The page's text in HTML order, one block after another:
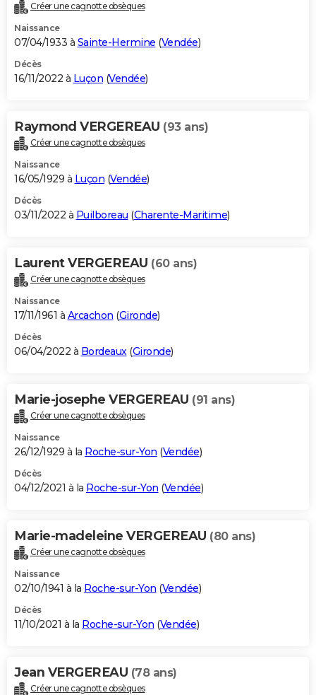
Créer une cagnotte obsèques
Naissance
07/04/1933 à Sainte-Hermine (Vendée)
Décès
16/11/2022 à Luçon (Vendée)
Raymond VERGEREAU (93 ans)
Créer une cagnotte obsèques
Naissance
16/05/1929 à Luçon (Vendée)
Décès
03/11/2022 à Puilboreau (Charente-Maritime)
Laurent VERGEREAU (60 ans)
Créer une cagnotte obsèques
Naissance
17/11/1961 à Arcachon (Gironde)
Décès
06/04/2022 à Bordeaux(Gironde)
Marie-josephe VERGEREAU (91 ans)
Créer une cagnotte obsèques
Naissance
26/12/1929 à la Roche-sur-Yon (Vendée)
Décès
04/12/2021 à la Roche-sur-Yon (Vendée)
Marie-madeleine VERGEREAU (80 ans)
Créer une cagnotte obsèques
Naissance
02/10/1941 à la Roche-sur-Yon (Vendée)
Décès
11/10/2021 à la Roche-sur-Yon (Vendée)
Jean VERGEREAU (78 ans)
Créer une cagnotte obsèques